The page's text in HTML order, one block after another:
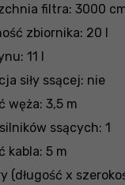
filtra: 3000
zbiornika: 20 l
11 l
siły ssącej: nie
węża: 3,5 m
ssących: 1
kabla: 5 m
(długość x